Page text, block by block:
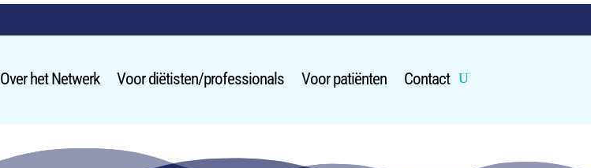
Over het Netwerk Voor diëtisten/professionals Voor patiënten Contact